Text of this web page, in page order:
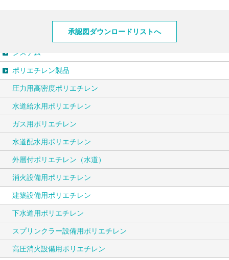
承認図ダウンロードリストへ
システム
ポリエチレン製品
圧力用高密度ポリエチレン
水道給水用ポリエチレン
ガス用ポリエチレン
水道配水用ポリエチレン
外層付ポリエチレン（水道）
消火設備用ポリエチレン
建築設備用ポリエチレン
下水道用ポリエチレン
スプリンクラー設備用ポリエチレン
高圧消火設備用ポリエチレン